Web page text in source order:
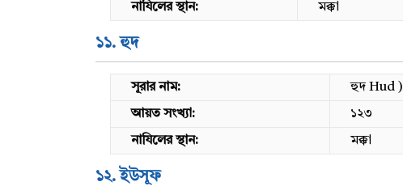
নাযিলের স্থান: মক্কা
১১. হুদ
সূরার নাম: হুদ Hud )
আয়ত সংখ্যা: ১২৩
নাযিলের স্থান: মক্কা
১২. ইউসূফ